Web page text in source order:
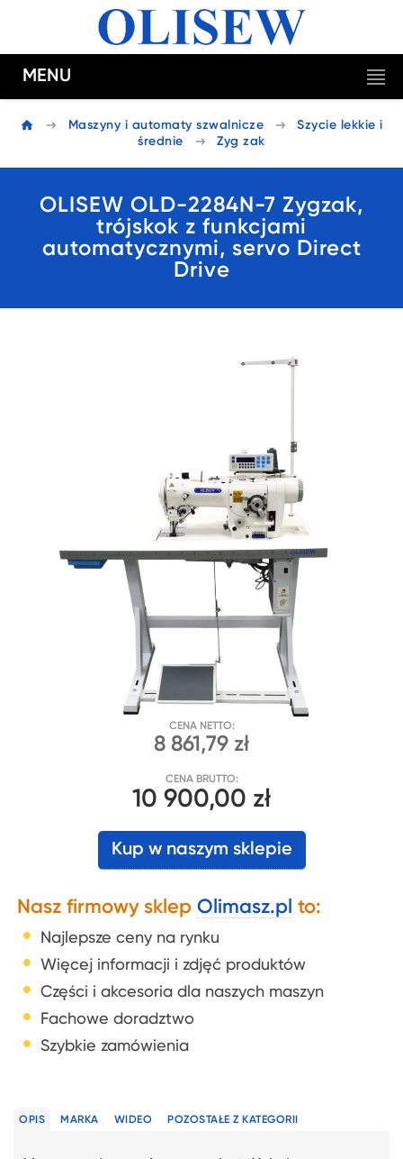
MENU
Maszyny i automaty szwalnicze
Szycie lekkie i
średnie
Zyg zak
OLISEW OLD-2284N-7 Zygzak,
trójskok z funkcjami
automatycznymi, servo Direct
Drive
CENA NETTO:
8 861,79 zł
CENA BRUTTO:
10 900,00 zł
Kup w naszym sklepie
Nasz firmowy sklep Olimasz.pl to:
Najlepsze ceny na rynku
Więcej informacji i zdjęć produktów
Części i akcesoria dla naszych maszyn
Fachowe doradztwo
Szybkie zamówienia
OPIS MARKA WIDEO POZOSTAŁE Z KATEGORII